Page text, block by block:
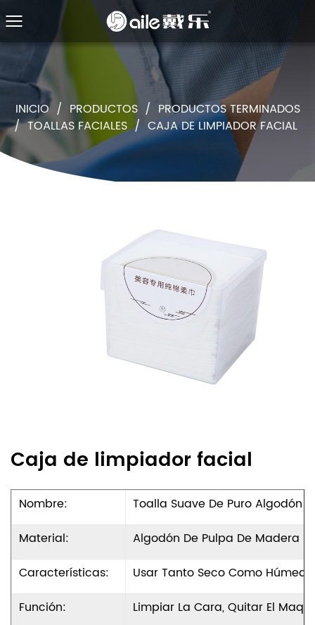
INICIO / PRODUCTOS / PRODUCTOS TERMINADOS
/TOALLAS FACIALES/ CAJA DE LIMPIADOR FACIAL
Caja de limpiador facial
Nombre:
Toalla Suave De Puro Algodón
Material:
Algodón De Pulpa De Madera
Características:
Usar Tanto Seco Como
Función:
Limpiar La Cara, Quitar El